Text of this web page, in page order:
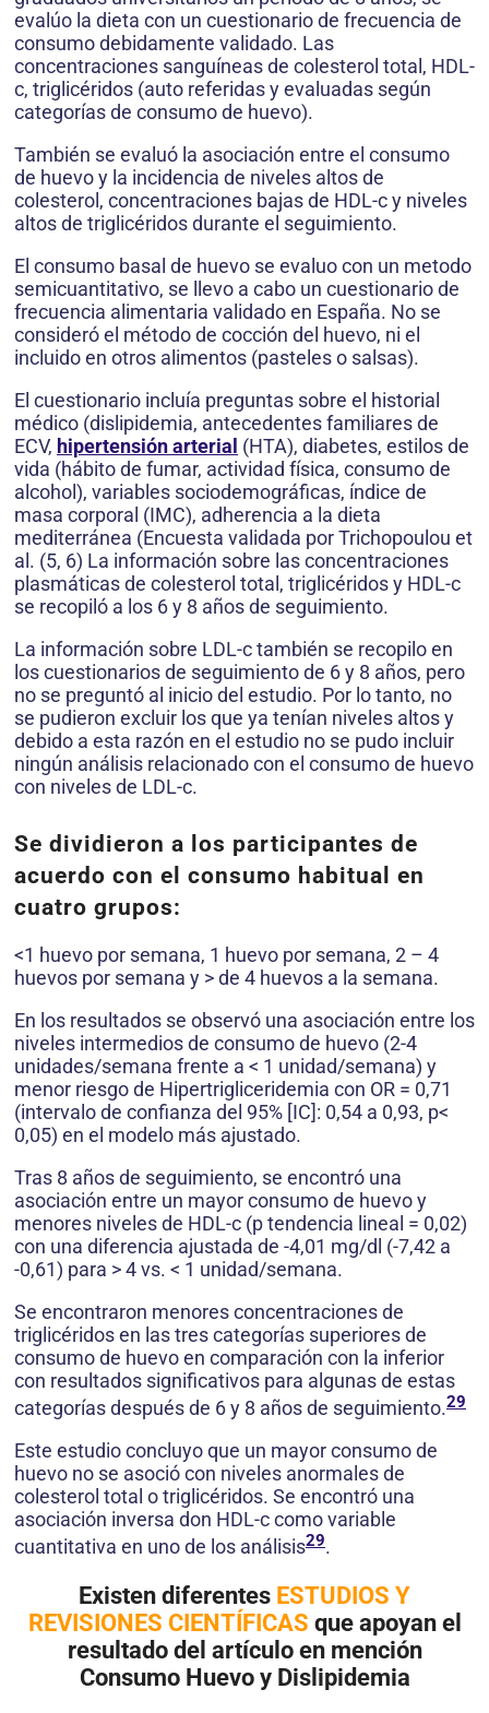
evalúo la dieta con un cuestionario de frecuencia de
consumo debidamente validado. Las
concentraciones sanguíneas de colesterol total, HDL-
c, triglicéridos (auto referidas y evaluadas según
categorías de consumo de huevo).
También se evaluó la asociación entre el consumo
de huevo y la incidencia de niveles altos de
colesterol, concentraciones bajas de HDL-c y niveles
altos de triglicéridos durante el seguimiento.
El consumo basal de huevo se evaluo con un metodo
semicuantitativo, se llevo a cabo un cuestionario de
frecuencia alimentaria validado en España. No se
consideró el método de cocción del huevo, ni el
incluido en otros alimentos (pasteles o salsas).
El cuestionario incluía preguntas sobre el historial
médico (dislipidemia, antecedentes familiares de
ECV, hipertensión arterial (HTA), diabetes, estilos de
vida (hábito de fumar, actividad física, consumo de
alcohol), variables sociodemográficas, índice de
masa corporal (IMC), adherencia a la dieta
mediterránea (Encuesta validada por Trichopoulou et
al. (5, 6) La información sobre las concentraciones
plasmáticas de colesterol total, triglicéridos y HDL-c
se recopiló a los 6 y 8 años de seguimiento.
La información sobre LDL-c también se recopilo en
los cuestionarios de seguimiento de 6 y 8 años, pero
no se preguntó al inicio del estudio. Por lo tanto, no
se pudieron excluir los que ya tenían niveles altos y
debido a esta razón en el estudio no se pudo incluir
ningún análisis relacionado con el consumo de huevo
con niveles de LDL-c.
Se dividieron a los participantes de
acuerdo con el consumo habitual en
cuatro grupos:
<1 huevo por semana, 1 huevo por semana, 2 – 4
huevos por semana y > de 4 huevos a la semana.
En los resultados se observó una asociación entre los
niveles intermedios de consumo de huevo (2-4
unidades/semana frente a < 1 unidad/semana) y
menor riesgo de Hipertrigliceridemia con OR = 0,71
(intervalo de confianza del 95% [IC]: 0,54 a 0,93, p<
0,05) en el modelo más ajustado.
Tras 8 años de seguimiento, se encontró una
asociación entre un mayor consumo de huevo y
menores niveles de HDL-c (p tendencia lineal = 0,02)
con una diferencia ajustada de -4,01 mg/dl (-7,42 a
-0,61) para > 4 vs. < 1 unidad/semana.
Se encontraron menores concentraciones de
triglicéridos en las tres categorías superiores de
consumo de huevo en comparación con la inferior
con resultados significativos para algunas de estas
categorías después de 6 y 8 años de seguimiento.29
Este estudio concluyo que un mayor consumo de
huevo no se asoció con niveles anormales de
colesterol total o triglicéridos. Se encontró una
asociación inversa don HDL-c como variable
cuantitativa en uno de los análisis29.
Existen diferentes ESTUDIOS Y
REVISIONES CIENTÍFICAS que apoyan el
resultado del artículo en mención
Consumo Huevo y Dislipidemia